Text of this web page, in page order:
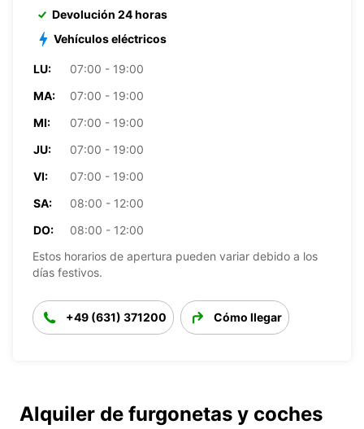
Devolución 24 horas
Vehículos eléctricos
LU:
07:00 - 19:00
MA:
07:00 - 19:00
MI:
07:00 - 19:00
JU:
07:00 - 19:00
VI:
07:00 - 19:00
SA:
08:00 - 12:00
DO:
08:00 - 12:00
Estos horarios de apertura pueden variar debido a los
días festivos.
+49 (631) 371200 Cómo llegar
Alquiler de furgonetas y coches